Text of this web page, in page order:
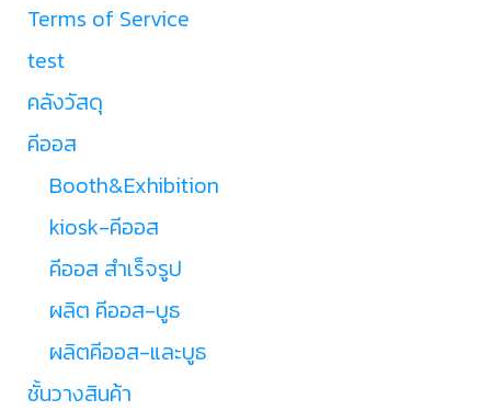
Terms of Service
test
คลังวัสดุ
คีออส
Booth&Exhibition
kiosk-คีออส
คีออส สำเร็จรูป
ผลิต คีออส-บูธ
ผลิตคีออส-และบูธ
ชั้นวางสินค้า